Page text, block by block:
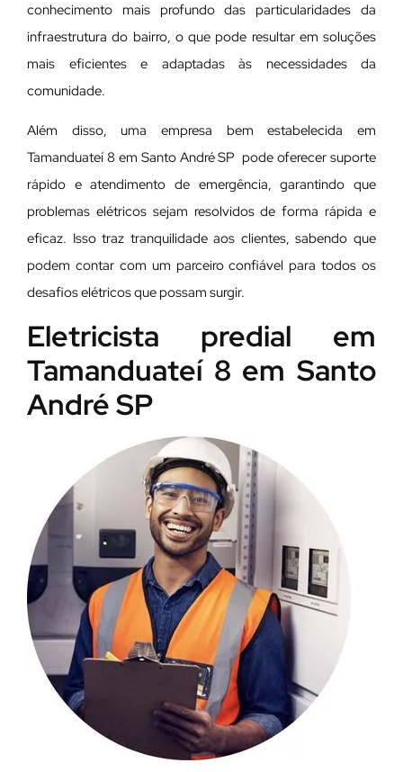
conhecimento mais profundo das particularidades da
infraestrutura do bairro, o que pode resultar em soluções
mais eficientes e adaptadas às necessidades da
comunidade.
Além disso, uma empresa bem estabelecida em
Tamanduateí 8 em Santo André SP pode oferecer suporte
rápido e atendimento de emergência, garantindo que
problemas elétricos sejam resolvidos de forma rápida e
eficaz. Isso traz tranquilidade aos clientes, sabendo que
podem contar com um parceiro confiável para todos os
desafios elétricos que possam surgir.
Eletricista predial em
Tamanduateí 8 em Santo
André SP